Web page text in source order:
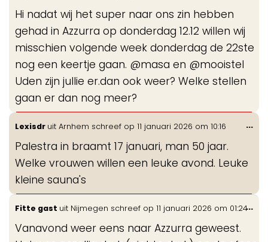
Hi nadat wij het super naar ons zin hebben
gehad in Azzurra op donderdag 12.12 willen wij
misschien volgende week donderdag de 22ste
nog een keertje gaan. @masa en @mooistel
Uden zijn jullie er.dan ook weer? Welke stellen
gaan er dan nog meer?
Lexisdr uit Arnhem schreef op 11 januari 2026 om 10:16
Palestra in braamt 17 januari, man 50 jaar.
Welke vrouwen willen een leuke avond. Leuke
kleine sauna's
...
Fitte gast uit Nijmegen schreef op 11 januari 2026 om 01:24
Vanavond weer eens naar Azzurra geweest.
...